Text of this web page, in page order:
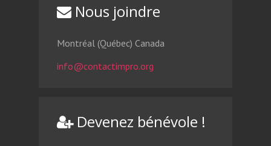
Nous joindre
Montréal (Québec) Canada
info@contactimpro.org
Devenez bénévole !